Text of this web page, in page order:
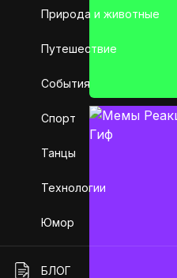
Природа и животные
Путешествие
События
Спорт
Танцы
Технологии
Юмор
БЛОГ